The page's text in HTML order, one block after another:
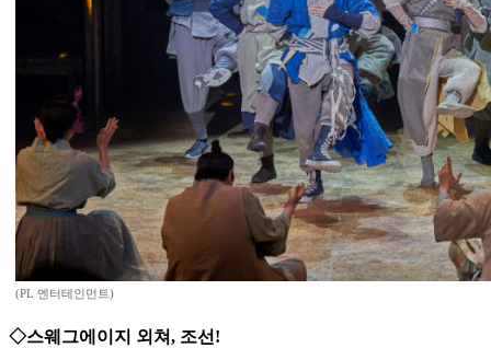
(PL 엔터테인먼트)
◇스웨그에이지 외쳐, 조선!